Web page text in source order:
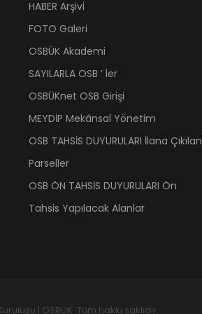
HABER Arşivi
FOTO Galeri
OSBÜK Akademi
SAYILARLA OSB ’ ler
OSBÜKnet OSB Girişi
MEYDİP Mekânsal Yönetim
OSB TAHSİS DUYURULARI İlana Çıkılan
Parseller
OSB ÖN TAHSİS DUYURULARI Ön
Tahsis Yapılacak Alanlar
| OSBÜK. Tüm hakkı saklıdır.